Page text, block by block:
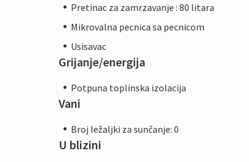
Pretinac za zamrzavanje : 80 litara
Mikrovalna pecnica sa pecnicom
Usisavac
Grijanje/energija
Potpuna toplinska izolacija
Vani
Broj ležaljki za sunčanje: 0
U blizini